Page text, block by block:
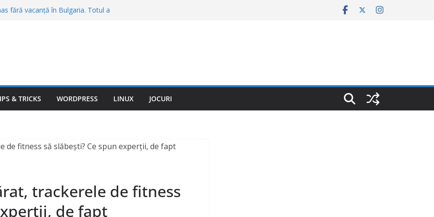
fără vacanță în Bulgaria. Totul a
condiţionat în maşină. Şoferii îl
țânțari din curte fără insecticide
de specialiști
& TRICKS WORDPRESS LINUX JOCURI
trackerele de fitness
de fapt